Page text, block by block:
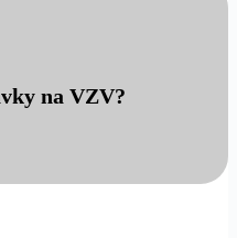
na VZV?